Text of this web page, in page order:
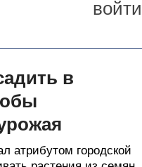
войти
в
атрибутом городской